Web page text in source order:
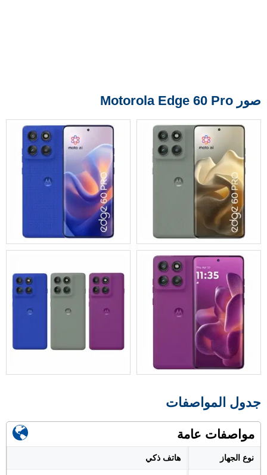
صور Motorola Edge 60 Pro
جدول المواصفات
مواصفات عامة
نوع الجهاز هاتف ذكي